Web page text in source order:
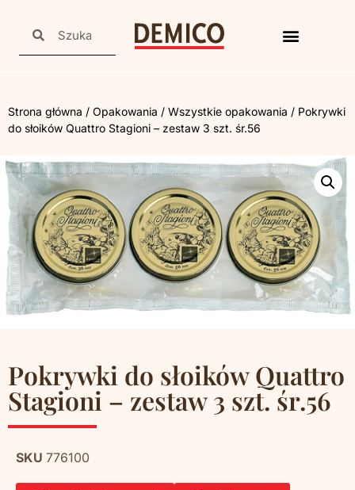
Strona główna / Opakowania / Wszystkie opakowania / Pokrywki
do słoików Quattro Stagioni – zestaw 3 szt. śr.56
Pokrywki do słoików Quattro
Stagioni – zestaw 3 szt. śr.56
SKU 776100